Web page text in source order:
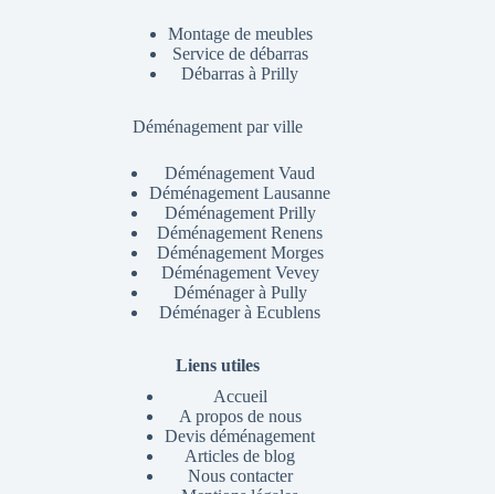
Montage de meubles
Service de débarras
Débarras à Prilly
Déménagement par ville
Déménagement Vaud
Déménagement Lausanne
Déménagement Prilly
Déménagement Renens
Déménagement Morges
Déménagement Vevey
Déménager à Pully
Déménager à Ecublens
Liens utiles
Accueil
A propos de nous
Devis déménagement
Articles de blog
Nous contacter